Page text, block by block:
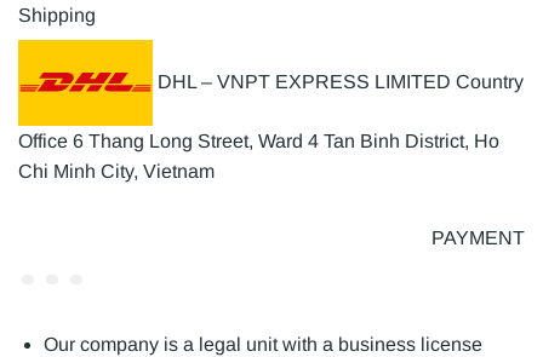
Shipping
DHL – VNPT EXPRESS LIMITED Country
Office 6 Thang Long Street, Ward 4 Tan Binh District, Ho
Chi Minh City, Vietnam
PAYMENT
Our company is a legal unit with a business license